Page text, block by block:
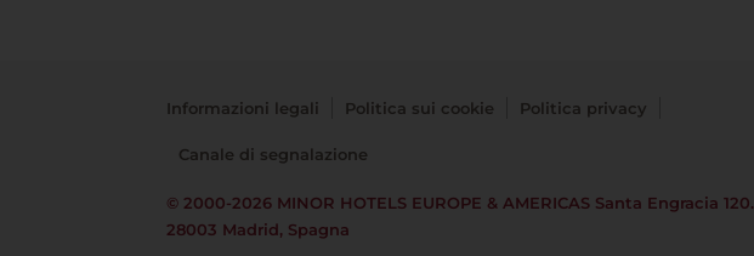
Informazioni legali Politica sui cookie Politica privacy
Canale di segnalazione
© 2000-2026 MINOR HOTELS EUROPE & AMERICAS Santa Engracia 120.
28003 Madrid, Spagna